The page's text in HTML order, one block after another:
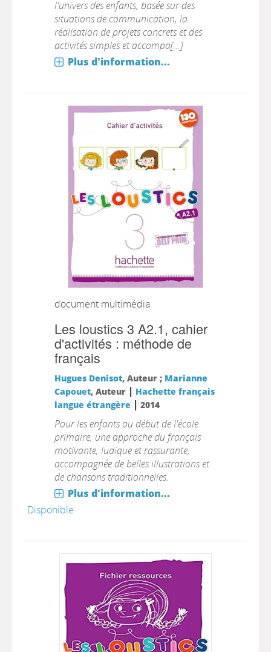
l'univers des enfants, basée sur des
situations de communication, la
réalisation de projets concrets et des
activités simples et accompa[...]
Plus d'information...
document multimédia
Les loustics 3 A2.1, cahier
d'activités : méthode de
français
Hugues Denisot, Auteur ; Marianne
Capouet, Auteur | Hachette français
langue étrangère | 2014
Pour les enfants au début de l'école
primaire, une approche du français
motivante, ludique et rassurante,
accompagnée de belles illustrations et
de chansons traditionnelles.
Plus d'information...
Disponible